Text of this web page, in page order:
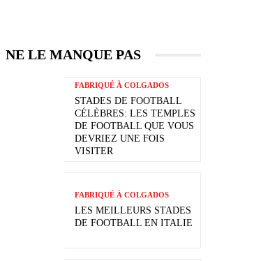
NE LE MANQUE PAS
FABRIQUÉ À COLGADOS
STADES DE FOOTBALL
CÉLÈBRES: LES TEMPLES
DE FOOTBALL QUE VOUS
DEVRIEZ UNE FOIS
VISITER
FABRIQUÉ À COLGADOS
LES MEILLEURS STADES
DE FOOTBALL EN ITALIE